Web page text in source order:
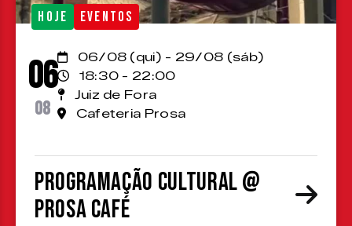
HOJE EVENTOS
06
08
06/08 (qui) - 29/08 (sáb)
18:30 - 22:00
Juiz de Fora
Cafeteria Prosa
Programação cultural @
Prosa Café